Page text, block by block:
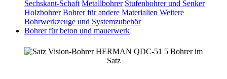
Sechskant-Schaft Metallbohrer Stufenbohrer und Senker
Holzbohrer Bohrer für andere Materialien Weitere
Bohrwerkzeuge und Systemzubehör
Bohrer für beton und mauerwerk